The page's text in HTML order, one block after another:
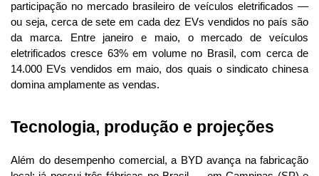
participação no mercado brasileiro de veículos eletrificados —
ou seja, cerca de sete em cada dez EVs vendidos no país são
da marca. Entre janeiro e maio, o mercado de veículos
eletrificados cresce 63% em volume no Brasil, com cerca de
14.000 EVs vendidos em maio, dos quais o sindicato chinesa
domina amplamente as vendas.
Tecnologia, produção e projeções
Além do desempenho comercial, a BYD avança na fabricação